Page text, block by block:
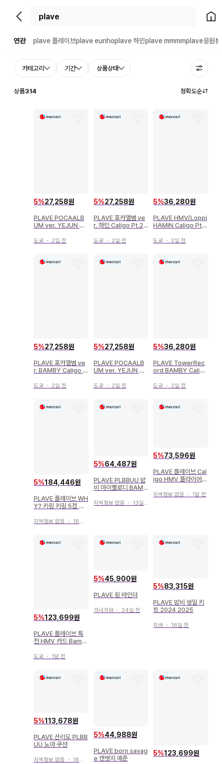
뒤로가기 홈으
연관 plave 플레이브plave eunhoplave 하민plave mmmmplave응원봉
카테고리 기간 상품상태
상품314 정확도순
5%27,258원
PLAVE POCAALB
UM ver. YEJUN Ca
도쿄 ・ 2일 전
5%27,258원
PLAVE 포카앨범 ve
r. 하민 Caligo Pt.2
도쿄 ・ 2일 전
5%36,280원
PLAVE HMV/Loppi
HAMIN Caligo Pt.2
도쿄 ・ 2일 전
5%27,258원
PLAVE 포카앨범 ve
r. BAMBY Caligo P
신
도쿄 ・ 2일 전
5%27,258원
PLAVE POCAALB
UM ver. YEJUN Ca
상반신
도쿄 ・ 2일 전
5%36,280원
PLAVE TowerRec
ord BAMBY Caligo
m
도쿄 ・ 2일 전
5%184,446원
PLAVE 플레이브 WH
Y? 키링 키링 5점 세
지역정보 없음 ・ 18일 전
5%64,487원
PLAVE PLBBUU 밤
비 마이멜로디 BAMB
지역정보 없음 ・ 13일 전
5%73,596원
PLAVE 플레이브 Cal
igo HMV 플라이어 5
지역정보 없음 ・ 1달 전
5%123,699원
PLAVE 플레이브 특
전 HMV 카드 Bamb
도쿄 ・ 1달 전
5%45,900원
PLAVE 링 바인더
가나가와・ 24일 전
5%83,315원
PLAVE 밤비 생일 키
트 2024 2025
지바 ・ 16일 전
5%113,678원
PLAVE 산리오 PLBB
UU 노아 쿠션
지역정보 없음 ・ 18일 전
5%44,988원
PLAVE born savag
e 캔뱃지 예준
5%123,699원